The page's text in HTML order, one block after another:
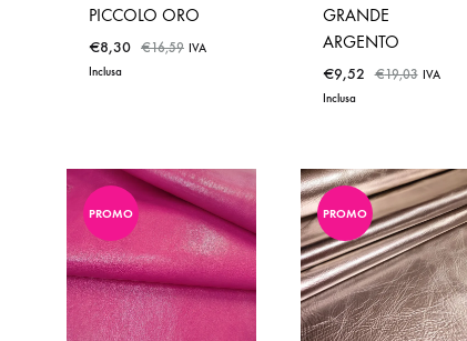
PICCOLO ORO
€8,30 €16,59 IVA
Inclusa
ADD
TO
WISHLIST
GRANDE
ARGENTO
€9,52 €19,03 IVA
Inclusa
ADD
TO
WISHLIST
PROMO PROMO